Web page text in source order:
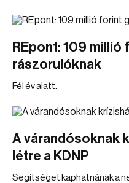
REpont: 109
rászorulóknak
Fél év alatt.
A várandósoknak
létre a KDNP
Segítséget kaphatnának a